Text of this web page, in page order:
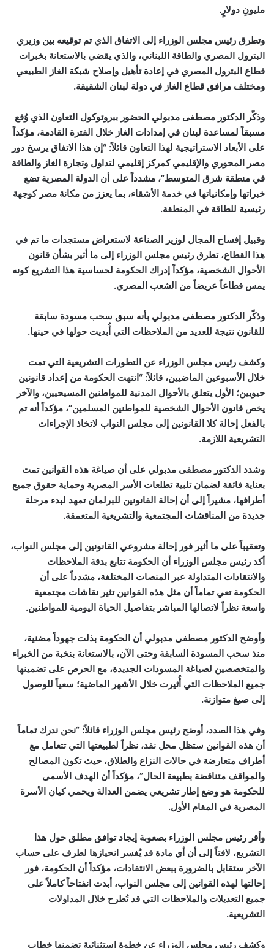
مليونِ دولارٍ.
وتطرق رئيس مجلس الوزراء إلى الاتفاق الذي تم توقيعه بين وزيري
البترول المصري والطاقة اللبناني، والذي يقضي بالاستعانة بخبرات
قطاع البترول المصري في إعادة تأهيل وإصلاح شبكة الغاز الطبيعي
ومختلف مرافق قطاع الغاز في دولة لبنان الشقيقة.
وذكّر الدكتور مصطفى مدبولي الحضور ببروتوكول التعاون الذي وُقع
مسبقاً لمساعدة لبنان في إمدادات الغاز خلال الفترة القادمة، مؤكداً
على الأبعاد الاستراتيجية لهذا التعاون قائلاً: “إن هذا الاتفاق يرسخ دور
مصر المحوري والإقليمي كمركز إقليمي لتداول وتجارة الغاز والطاقة
في منطقة شرق المتوسط”، مشدداً على أن الدولة المصرية تضع
خبراتها وإمكانياتها في خدمة الأشقاء، بما يعزز من مكانة مصر كوجهة
رئيسية للطاقة في المنطقة.
وقبيل إفساح المجال لوزير الصناعة لاستعراض مستجدات ما تم في
هذا القطاع، تطرق رئيس مجلس الوزراء إلى ما أثير بشأن قانون
الأحوال الشخصية، مؤكداً إدراك الحكومة لحساسية هذا التشريع كونه
يمس قطاعاً عريضاً من الشعب المصري.
وذكّر الدكتور مصطفى مدبولي بأنه سبق سحب مسودة سابقة
للقانون نتيجة للعديد من الملاحظات التي أُبديت حولها في حينها.
وكشف رئيس مجلس الوزراء عن التطورات التشريعية التي تمت
خلال الأسبوعين الماضيين، قائلاً: “انتهت الحكومة من إعداد قانونين
حيويين؛ الأول يتعلق بالأحوال المدنية للمواطنين المسيحيين، والآخر
يخص قانون الأحوال الشخصية للمواطنين المسلمين”، مؤكداً أنه تم
بالفعل إحالة كلا القانونين إلى مجلس النواب لاتخاذ الإجراءات
التشريعية اللازمة.
وشدد الدكتور مصطفى مدبولي على أن صياغة هذه القوانين تمت
بعناية فائقة لضمان تلبية تطلعات الأسر المصرية وحماية حقوق جميع
أطرافها، مشيراً إلى أن إحالة القانونين للبرلمان تمهد لبدء مرحلة
جديدة من المناقشات المجتمعية والتشريعية المتعمقة.
وتعقيباً على ما أثير فور إحالة مشروعي القانونين إلى مجلس النواب،
أكد رئيس مجلس الوزراء أن الحكومة تتابع بدقة الملاحظات
والانتقادات المتداولة عبر المنصات المختلفة، مشدداً على أن
الحكومة تعي تماماً أن مثل هذه القوانين تثير نقاشات مجتمعية
واسعة نظراً لاتصالها المباشر بتفاصيل الحياة اليومية للمواطنين.
وأوضح الدكتور مصطفى مدبولي أن الحكومة بذلت جهوداً مضنية،
منذ سحب المسودة السابقة وحتى الآن، بالاستعانة بنخبة من الخبراء
والمتخصصين لصياغة المسودات الجديدة، مع الحرص على تضمينها
جميع الملاحظات التي أُثيرت خلال الأشهر الماضية؛ سعياً للوصول
إلى صيغ متوازنة.
وفي هذا الصدد، أوضح رئيس مجلس الوزراء قائلاً: “نحن ندرك تماماً
أن هذه القوانين ستظل محل نقد، نظراً لطبيعتها التي تتعامل مع
أطراف متعارضة في حالات النزاع والطلاق، حيث تكون المصالح
والمواقف متناقضة بطبيعة الحال”، مؤكداً أن الهدف الأسمى
للحكومة هو وضع إطار تشريعي يضمن العدالة ويحمي كيان الأسرة
المصرية في المقام الأول.
وأقر رئيس مجلس الوزراء بصعوبة إيجاد توافق مطلق حول هذا
التشريع، لافتاً إلى أن أي مادة قد يُفسر انحيازها لطرف على حساب
الآخر ستقابل بالضرورة ببعض الانتقادات، مؤكداً أن الحكومة، فور
إحالتها لهذه القوانين إلى مجلس النواب، أبدت انفتاحاً كاملاً على
جميع التعديلات والملاحظات التي قد تُطرح خلال المداولات
التشريعية.
وكشف رئيس مجلس الوزراء عن خطوة استثنائية تضمنها خطاب